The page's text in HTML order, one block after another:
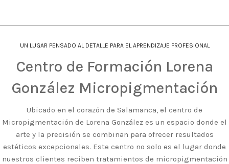
UN LUGAR PENSADO AL DETALLE PARA EL APRENDIZAJE PROFESIONAL
Centro de Formación Lorena
González Micropigmentación
Ubicado en el corazón de Salamanca, el centro de
Micropigmentación de Lorena González es un espacio donde el
arte y la precisión se combinan para ofrecer resultados
estéticos excepcionales. Este centro no solo es el lugar donde
nuestros clientes reciben tratamientos de micropigmentación